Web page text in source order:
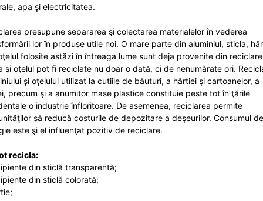
apa şi electricitatea.
presupune separarea şi colectarea materialelor în vederea
lor în produse utile noi. O mare parte din aluminiul, sticla,
folosite astăzi în întreaga lume sunt deja provenite din
şi oţelul pot fi reciclate nu doar o dată, ci de nenumărate ori.
şi oţelului utilizat la cutiile de băuturi, a hârtiei şi cartoanelor, a
precum şi a anumitor mase plastice constituie peste tot în ţările
o industrie înfloritoare. De asemenea, reciclarea permite
să reducă costurile de depozitare a deşeurilor. Consumul de
este şi el influenţat pozitiv de reciclare.
recicla:
din sticlă transparentă;
din sticlă colorată;